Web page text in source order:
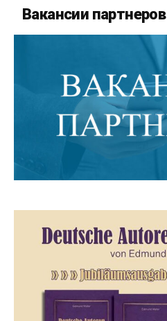
Вакансии партнеров